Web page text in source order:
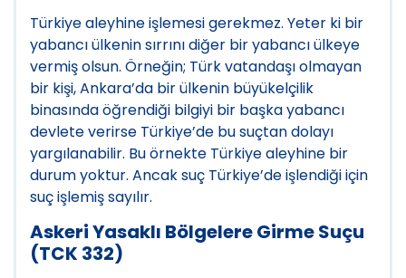
Türkiye aleyhine işlemesi gerekmez. Yeter ki bir
yabancı ülkenin sırrını diğer bir yabancı ülkeye
vermiş olsun. Örneğin; Türk vatandaşı olmayan
bir kişi, Ankara’da bir ülkenin büyükelçilik
binasında öğrendiği bilgiyi bir başka yabancı
devlete verirse Türkiye’de bu suçtan dolayı
yargılanabilir. Bu örnekte Türkiye aleyhine bir
durum yoktur. Ancak suç Türkiye’de işlendiği için
suç işlemiş sayılır.
Askeri Yasaklı Bölgelere Girme Suçu
(TCK 332)